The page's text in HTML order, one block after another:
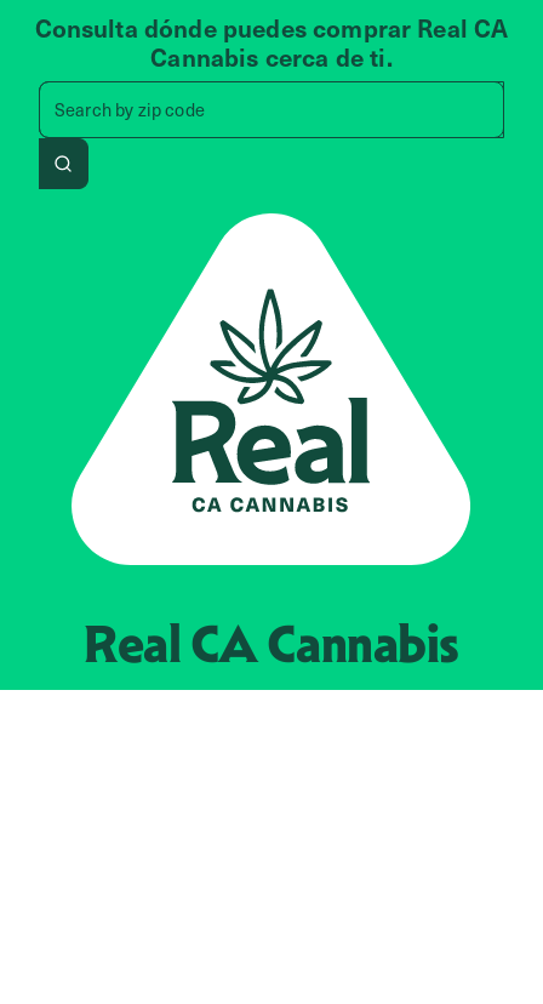
Consulta dónde puedes comprar Real CA
Cannabis cerca de ti.
Search by zip code
Search by zip code, address,
Search
Real CACannabis